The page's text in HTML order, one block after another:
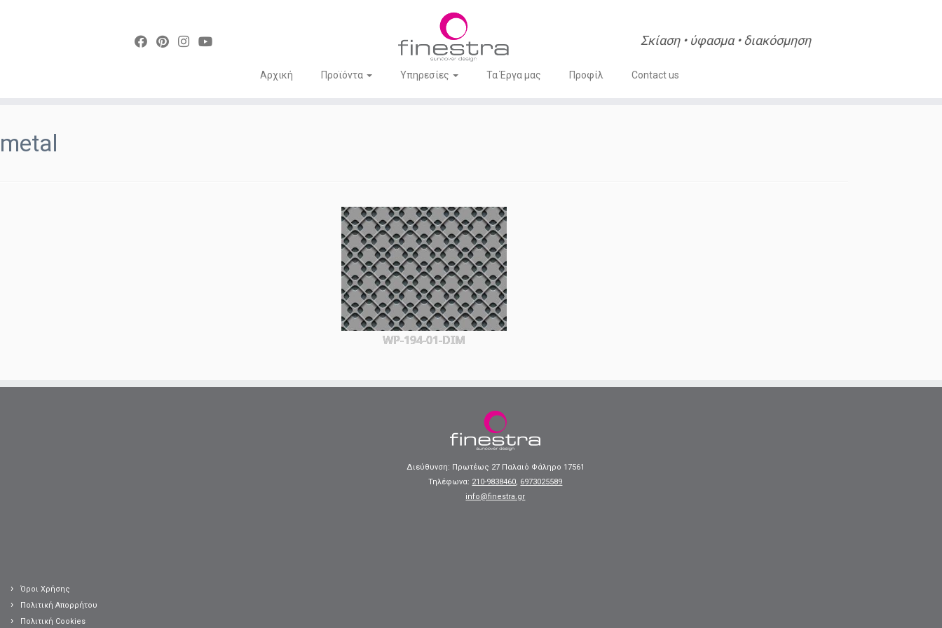
content
Σκίαση • ύφασμα • διακόσμηση
Αρχική Προϊόντα Υπηρεσίες Τα Έργα μας Προφίλ Contact us
metal
WP-194-01-DIM
Όροι Χρήσης
Πολιτική Απορρήτου
Πολιτική Cookies
Διεύθυνση: Πρωτέως 27 Παλαιό Φάληρο 17561
Τηλέφωνα: 210-9838460, 6973025589
info@finestra.gr